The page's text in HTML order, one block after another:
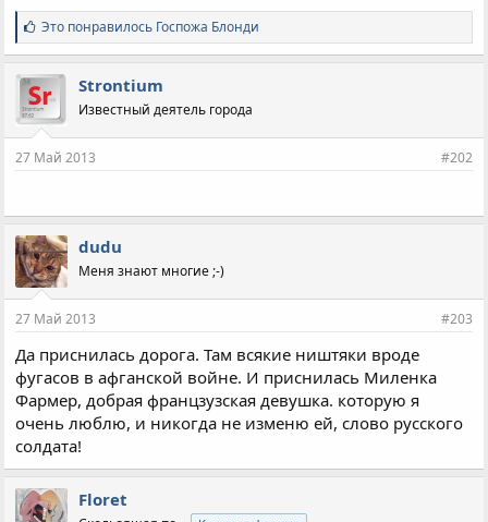
С
и
м
п
а
т
и
:
Это понравилось Госпожа Блонди
Strontium
Известный деятель города
27 Май 2013 #202
dudu
Меня знают многие ;-)
27 Май 2013 #203
Да приснилась дорога. Там всякие ништяки вроде
фугасов в афганской войне. И приснилась Миленка
Фармер, добрая францзузская девушка. которую я
очень люблю, и никогда не изменю ей, слово русского
солдата!
Floret